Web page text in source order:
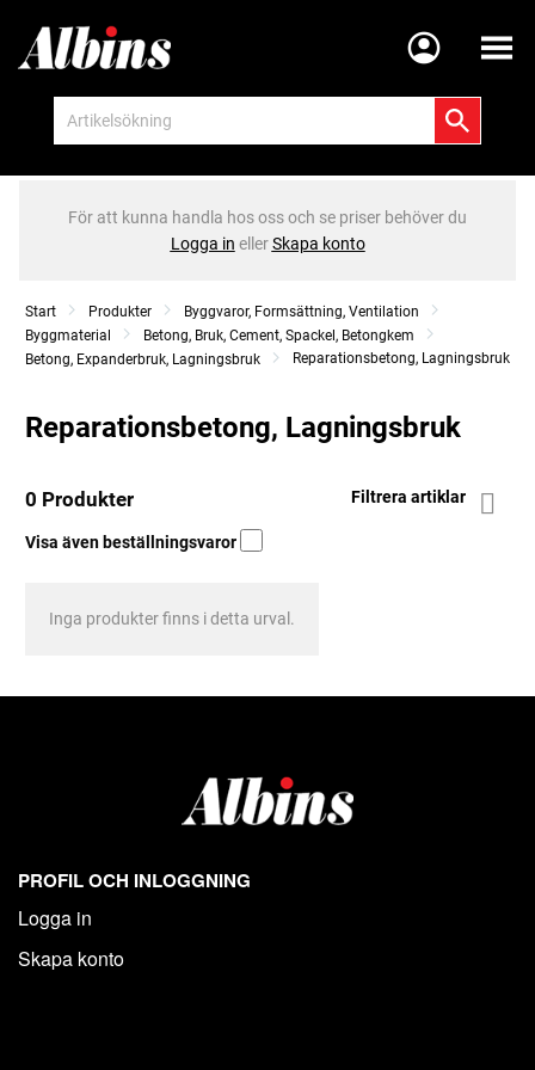
Meny
För att kunna handla hos oss och se priser behöver du
Logga in ellerSkapa konto
Start Produkter
Byggvaror, Formsättning, Ventilation
Byggmaterial
Betong, Bruk, Cement, Spackel, Betongkem
Betong, Expanderbruk, Lagningsbruk
Reparationsbetong, Lagningsbruk
Reparationsbetong, Lagningsbruk
0 Produkter Filtrera artiklar
Visa även beställningsvaror
Inga produkter finns i detta urval.
PROFIL OCH INLOGGNING
Logga in
Skapa konto